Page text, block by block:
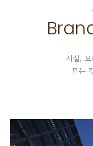
시설,
모든